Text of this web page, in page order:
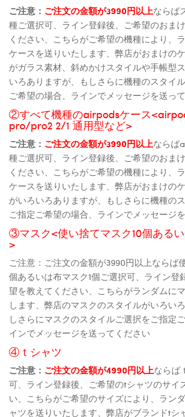
ご注意： ご注文の金額が3990円以上ならば
種ご選択可、ライン登録後、ご希望のおま
ください、こちらがご希望の機種により、
ケースを送りいたします、弊店がおまけの
がガラス素材、斜めかけスタイルや手帳型
いろありますが、もしさらに機種のスタイ
ご希望の場合、ラインでメッセージを送っ
②すべて機種のairpodsケース
pro/pro2 2/1 通用型など>
ご注意： ご注文の金額が3990円以上ならば
種ご選択可、ライン登録後、ご希望のおま
ください、こちらがご希望の機種により、
ケースを送りいたします、弊店がおまけの
がいろいろありますが、もしさらに機種の
ご指定ご希望の場合、ラインでメッセージ
③マスク<使い捨てマスク10個ある
>
ご注意：ご注文の金額が3990円以上ならば
個あるいは布マスク1個ご選択可、ライン登
望を教えてください、こちらがランダムに
します、弊店のマスクのスタイルがいろい
しさらにマスクのスタイルご選択をご指定
インでメッセージを送ってください
④ｔシャツ
ご注意： ご注文の金額が4990円以上ならば
可、ライン登録後、ご希望のtシャツのサイ
い、こちらがご希望のサイズにより、ラン
ャツを送りいたします、弊店がブランドtシ